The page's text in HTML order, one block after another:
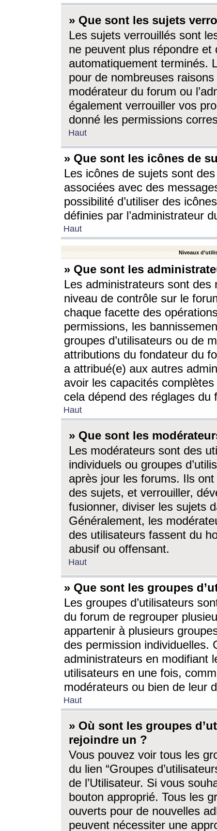
» Que sont les sujets
Les sujets verrouillés sont
ne peuvent plus répondre
automatiquement terminés.
pour de nombreuses
modérateur du forum ou
également verrouiller vos
donné les permissions
Haut
» Que sont les icônes de
Les icônes de sujets sont
associées avec des
possibilité d’utiliser des
définies par l’administrateur
Haut
Niveaux
» Que sont les
Les administrateurs sont
niveau de contrôle sur le
chaque facette des
permissions, les
groupes d’utilisateurs ou de
attributions du fondateur du
a attribué(e) aux autres
avoir les capacités
cela dépend des réglages du
Haut
» Que sont les
Les modérateurs sont des
individuels ou groupes
après jour les forums. Ils ont
des sujets, et verrouiller,
fusionner, diviser les sujets
Généralement, les
des utilisateurs fassent du
abusif ou offensant.
Haut
» Que sont les groupes
Les groupes d’utilisateurs
du forum de regrouper
appartenir à plusieurs
des permission individuelles.
administrateurs en modifiant
utilisateurs en une fois,
modérateurs ou bien de leur
Haut
» Où sont les groupes
rejoindre un ?
Vous pouvez voir tous les
du lien “Groupes
de l’Utilisateur. Si vous
bouton approprié. Tous les
ouverts pour de nouvelles
peuvent nécessiter une